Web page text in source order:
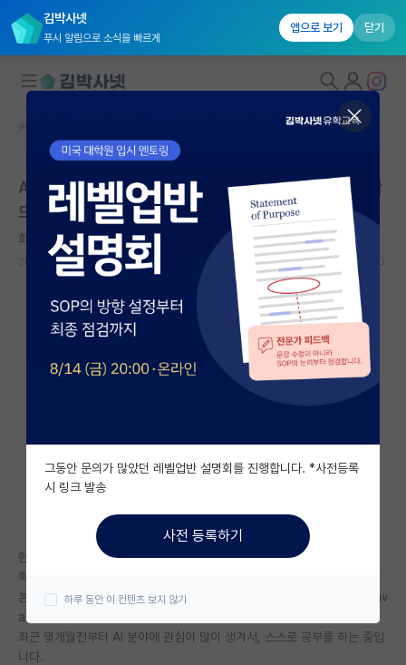
김박사넷
푸시 알림으로 소식을 빠르게
앱으로 보기 닫기
대학원생 모집
국내대학원 정보
연구실&오픈랩
커뮤니티
커뮤니티 홈
전체글보기
베스트 게시판
자유 게시판(아무개랩)
미국 유학 게시판
미국 대학원 합격 후기 게시판
대학원생 모집 게시판
연구실(PI) 홍보 게시판
커뮤니티 홈
AI 대학원 준비 막막(사소한 도움이라도 감사드리니, 부탁
드립니다ㅠㅠ)
화난 스티븐 호킹
2021.05.25 13 22521
현재, ky학부 4학년 재학중인 학생입니다.
학점은 3.9 / 4.5 입니다.
본전공은 문과이지만, 과의 특성상 컴공만큼은 아니겠지마느 python과 jav
a를 활용한 프로젝트 경험이 몇 있습니다.
최근 몇개월전부터 AI 분야에 관심이 많이 생겨서, 스스로 공부를 하는 중입
니다.
그동안 문의가 많았던 레벨업반 설명회를 진행합니다. *사전등록
시 링크 발송
사전 등록하기
하루 동안 이 컨텐츠 보지 않기